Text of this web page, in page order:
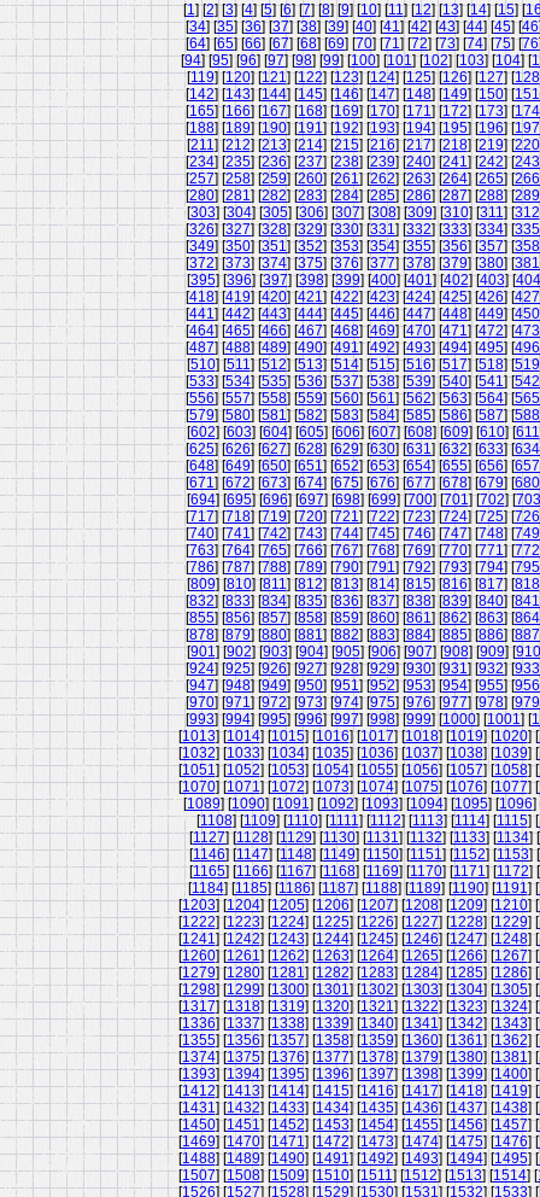
[1] [2] [3] [4] [5] [6] [7] [8] [9] [10] [11] [12] [13] [14] [15] [
[34] [35] [36] [37] [38] [39] [40] [41] [42] [43] [44] [45] [46
[64] [65] [66] [67] [68] [69] [70] [71] [72] [73] [74] [75] [76
[94] [95] [96] [97] [98] [99] [100] [101] [102] [103] [104] [
[119] [120] [121] [122] [123] [124] [125] [126] [127] [128
[142] [143] [144] [145] [146] [147] [148] [149] [150] [151
[165] [166] [167] [168] [169] [170] [171] [172] [173] [174
[188] [189] [190] [191] [192] [193] [194] [195] [196] [197
[211] [212] [213] [214] [215] [216] [217] [218] [219] [220
[234] [235] [236] [237] [238] [239] [240] [241] [242] [243
[257] [258] [259] [260] [261] [262] [263] [264] [265] [266
[280] [281] [282] [283] [284] [285] [286] [287] [288] [289
[303] [304] [305] [306] [307] [308] [309] [310] [311] [312
[326] [327] [328] [329] [330] [331] [332] [333] [334] [335
[349] [350] [351] [352] [353] [354] [355] [356] [357] [358
[372] [373] [374] [375] [376] [377] [378] [379] [380] [381
[395] [396] [397] [398] [399] [400] [401] [402] [403] [404
[418] [419] [420] [421] [422] [423] [424] [425] [426] [427
[441] [442] [443] [444] [445] [446] [447] [448] [449] [450
[464] [465] [466] [467] [468] [469] [470] [471] [472] [473
[487] [488] [489] [490] [491] [492] [493] [494] [495] [496
[510] [511] [512] [513] [514] [515] [516] [517] [518] [519
[533] [534] [535] [536] [537] [538] [539] [540] [541] [542
[556] [557] [558] [559] [560] [561] [562] [563] [564] [565
[579] [580] [581] [582] [583] [584] [585] [586] [587] [588
[602] [603] [604] [605] [606] [607] [608] [609] [610] [611
[625] [626] [627] [628] [629] [630] [631] [632] [633] [634
[648] [649] [650] [651] [652] [653] [654] [655] [656] [657
[671] [672] [673] [674] [675] [676] [677] [678] [679] [680
[694] [695] [696] [697] [698] [699] [700] [701] [702] [703
[717] [718] [719] [720] [721] [722] [723] [724] [725] [726
[740] [741] [742] [743] [744] [745] [746] [747] [748] [749
[763] [764] [765] [766] [767] [768] [769] [770] [771] [772
[786] [787] [788] [789] [790] [791] [792] [793] [794] [795
[809] [810] [811] [812] [813] [814] [815] [816] [817] [818
[832] [833] [834] [835] [836] [837] [838] [839] [840] [841
[855] [856] [857] [858] [859] [860] [861] [862] [863] [864
[878] [879] [880] [881] [882] [883] [884] [885] [886] [887
[901] [902] [903] [904] [905] [906] [907] [908] [909] [910
[924] [925] [926] [927] [928] [929] [930] [931] [932] [933
[947] [948] [949] [950] [951] [952] [953] [954] [955] [956
[970] [971] [972] [973] [974] [975] [976] [977] [978] [979
[993] [994] [995] [996] [997] [998] [999] [1000] [1001] [
[1013] [1014] [1015] [1016] [1017] [1018] [1019] [1020] [
[1032] [1033] [1034] [1035] [1036] [1037] [1038] [1039] [
[1051] [1052] [1053] [1054] [1055] [1056] [1057] [1058] [
[1070] [1071] [1072] [1073] [1074] [1075] [1076] [1077] [
[1089] [1090] [1091] [1092] [1093] [1094] [1095] [1096]
[1108] [1109] [1110] [1111] [1112] [1113] [1114] [1115] [
[1127] [1128] [1129] [1130] [1131] [1132] [1133] [1134] [
[1146] [1147] [1148] [1149] [1150] [1151] [1152] [1153] [
[1165] [1166] [1167] [1168] [1169] [1170] [1171] [1172] [
[1184] [1185] [1186] [1187] [1188] [1189] [1190] [1191] [
[1203] [1204] [1205] [1206] [1207] [1208] [1209] [1210] [
[1222] [1223] [1224] [1225] [1226] [1227] [1228] [1229] [
[1241] [1242] [1243] [1244] [1245] [1246] [1247] [1248] [
[1260] [1261] [1262] [1263] [1264] [1265] [1266] [1267] [
[1279] [1280] [1281] [1282] [1283] [1284] [1285] [1286] [
[1298] [1299] [1300] [1301] [1302] [1303] [1304] [1305] [
[1317] [1318] [1319] [1320] [1321] [1322] [1323] [1324] [
[1336] [1337] [1338] [1339] [1340] [1341] [1342] [1343] [
[1355] [1356] [1357] [1358] [1359] [1360] [1361] [1362] [
[1374] [1375] [1376] [1377] [1378] [1379] [1380] [1381] [
[1393] [1394] [1395] [1396] [1397] [1398] [1399] [1400] [
[1412] [1413] [1414] [1415] [1416] [1417] [1418] [1419] [
[1431] [1432] [1433] [1434] [1435] [1436] [1437] [1438] [
[1450] [1451] [1452] [1453] [1454] [1455] [1456] [1457] [
[1469] [1470] [1471] [1472] [1473] [1474] [1475] [1476] [
[1488] [1489] [1490] [1491] [1492] [1493] [1494] [1495] [
[1507] [1508] [1509] [1510] [1511] [1512] [1513] [1514] [
[1526] [1527] [1528] [1529] [1530] [1531] [1532] [1533] [